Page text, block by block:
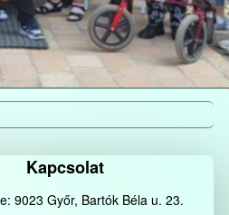
Kapcsolat
9023 Győr, Bartók Béla u. 23.